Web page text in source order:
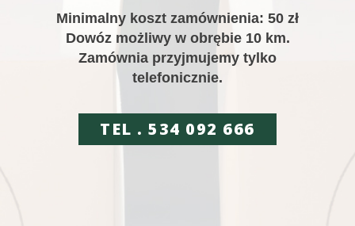
Minimalny koszt zamównienia: 50 zł
Dowóz możliwy w obrębie 10 km.
Zamównia przyjmujemy tylko
telefonicznie.
TEL . 534 092 666